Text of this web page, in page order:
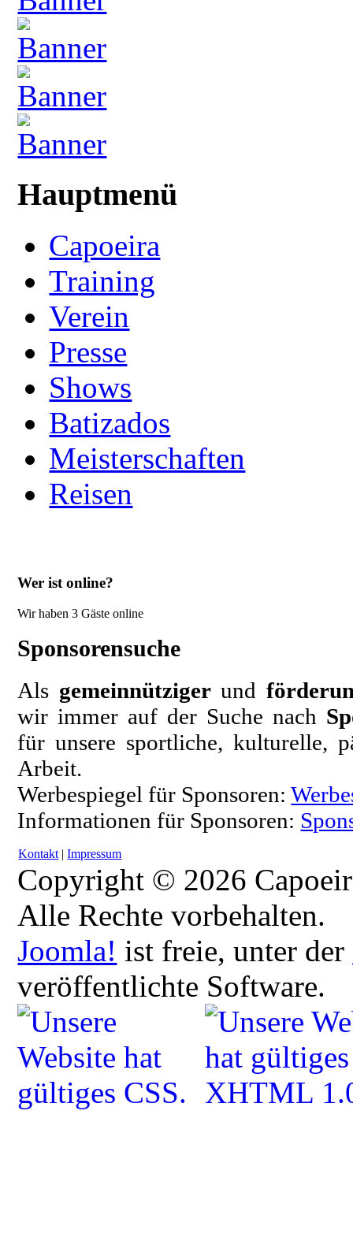
Hauptmenü
Capoeira
Training
Verein
Presse
Shows
Batizados
Meisterschaften
Reisen
Wer ist online?
Wir haben 3 Gäste online
Sponsorensuche
Als gemeinnützigerund
wir immer auf der Suche nach
für unsere sportliche, kulturelle,
Arbeit.
Werbespiegel für Sponsoren:
Informationen für Sponsoren:
Kontakt |Impressum
Copyright © 2026
Alle Rechte vorbehalten.
Joomla! ist freie, unter der
veröffentlichte Software.